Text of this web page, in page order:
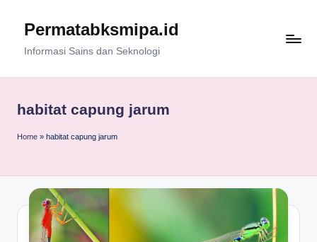
Permatabksmipa.id
Informasi Sains dan Seknologi
habitat capung jarum
Home » habitat capung jarum